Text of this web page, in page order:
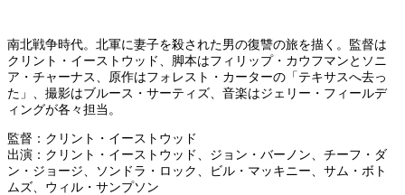
南北戦争時代。北軍に妻子を殺された男の復讐の旅を描く。監督は
クリント・イーストウッド、脚本はフィリップ・カウフマンとソニ
ア・チャーナス、原作はフォレスト・カーターの「テキサスへ去っ
た」、撮影はブルース・サーティズ、音楽はジェリー・フィールデ
ィングが各々担当。
監督：クリント・イーストウッド
出演：クリント・イーストウッド、ジョン・バーノン、チーフ・ダ
ン・ジョージ、ソンドラ・ロック、ビル・マッキニー、サム・ボト
ムズ、ウィル・サンプソン